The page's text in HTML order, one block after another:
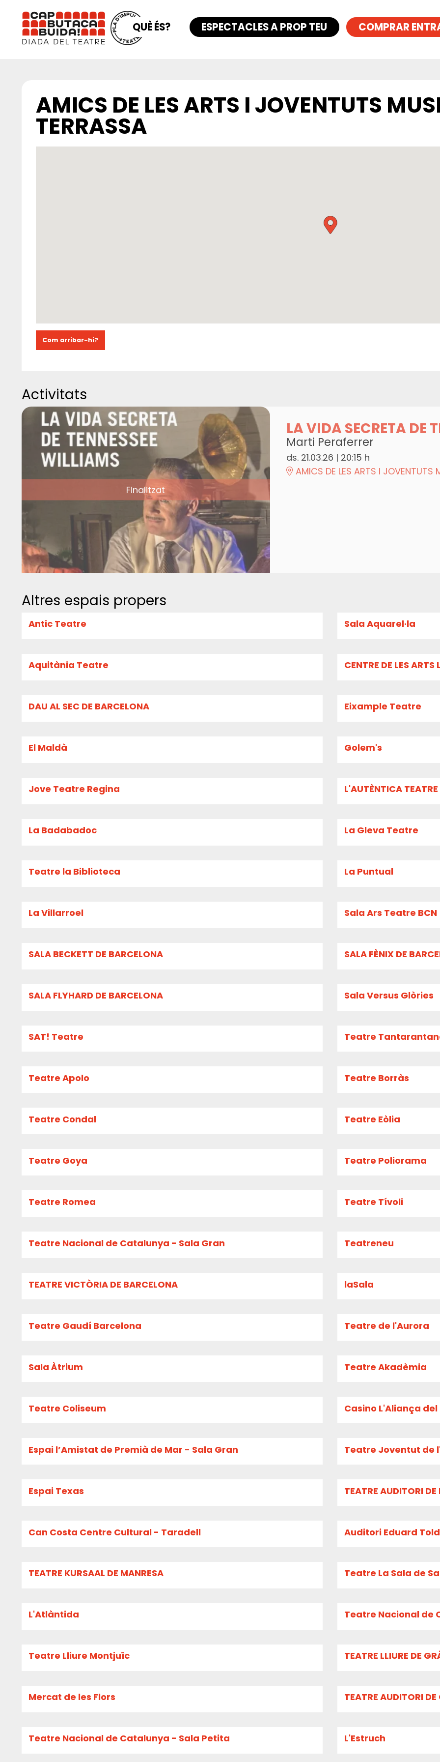
QUÈ ÉS? ESPECTACLES A PROP TEU COMPRAR
AMICS DE LES ARTS I JOVENTUTS
TERRASSA
Com arribar-hi?
Activitats
Finalitzat
LA VIDA SECRETA DE
Marti Peraferrer
ds. 21.03.26 | 20:15 h
AMICS DE LES ARTS I JOVENTUTS
Altres espais propers
Antic Teatre Sala Aquarel·la
Aquitània Teatre CENTRE DE LES ARTS
DAU AL SEC DE BARCELONA Eixample Teatre
El Maldà Golem's
Jove Teatre Regina L'AUTÈNTICA
La Badabadoc La Gleva Teatre
Teatre la Biblioteca La Puntual
La Villarroel Sala Ars Teatre BCN
SALA BECKETT DE BARCELONA SALA FÈNIX DE
SALA FLYHARD DE BARCELONA Sala Versus Glòries
SAT! Teatre Teatre
Teatre Apolo Teatre Borràs
Teatre Condal Teatre Eòlia
Teatre Goya Teatre Poliorama
Teatre Romea Teatre Tívoli
Teatre Nacional de Catalunya - Sala Gran Teatreneu
TEATRE VICTÒRIA DE BARCELONA laSala
Teatre Gaudí Barcelona Teatre de l'Aurora
Sala Àtrium Teatre Akadèmia
Teatre Coliseum Casino L'Aliança
Espai l’Amistat de Premià de Mar - Sala Gran Teatre Joventut de
Espai Texas TEATRE AUDITORI DE
Can Costa Centre Cultural - Taradell Auditori Eduard
TEATRE KURSAAL DE MANRESA Teatre La Sala de
L'Atlàntida Teatre Nacional de
Teatre Lliure Montjuïc TEATRE LLIURE DE
Mercat de les Flors TEATRE AUDITORI DE
Teatre Nacional de Catalunya - Sala Petita L'Estruch